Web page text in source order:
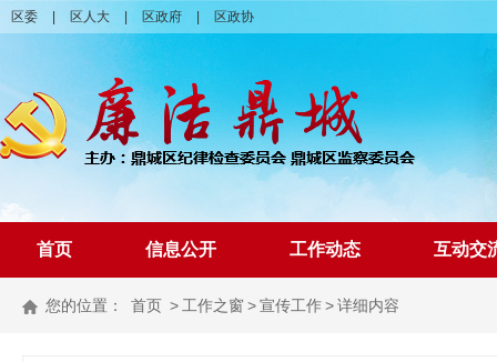
区委 区人大 区政府 区政协
首页 信息公开 工作动态 互动交
您的位置： 首页 > 工作之窗 >宣传工作>详细内容